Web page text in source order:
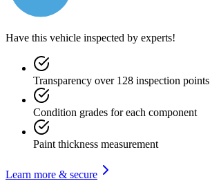
Have this vehicle inspected by experts!
Transparency over 128 inspection points
Condition grades for each component
Paint thickness measurement
Learn more & secure